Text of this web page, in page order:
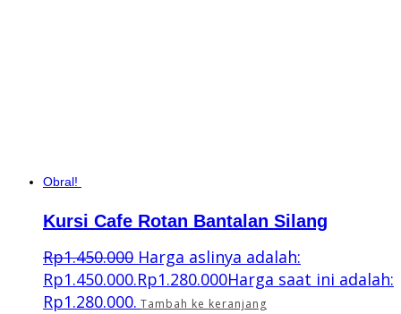
Obral!
Kursi Cafe Rotan Bantalan Silang
Rp1.450.000 Harga aslinya adalah:
Rp1.450.000.Rp1.280.000Harga saat ini adalah:
Rp1.280.000. Tambah ke keranjang